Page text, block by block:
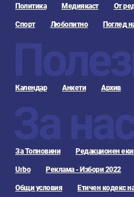
Политика Медиякаст От
Спорт Любопитно Поглед
Календар Анкети Архив
За
За Топновини Редакционен
Urbo Реклама - Избори 2022
Общи условия Етичен кодекс